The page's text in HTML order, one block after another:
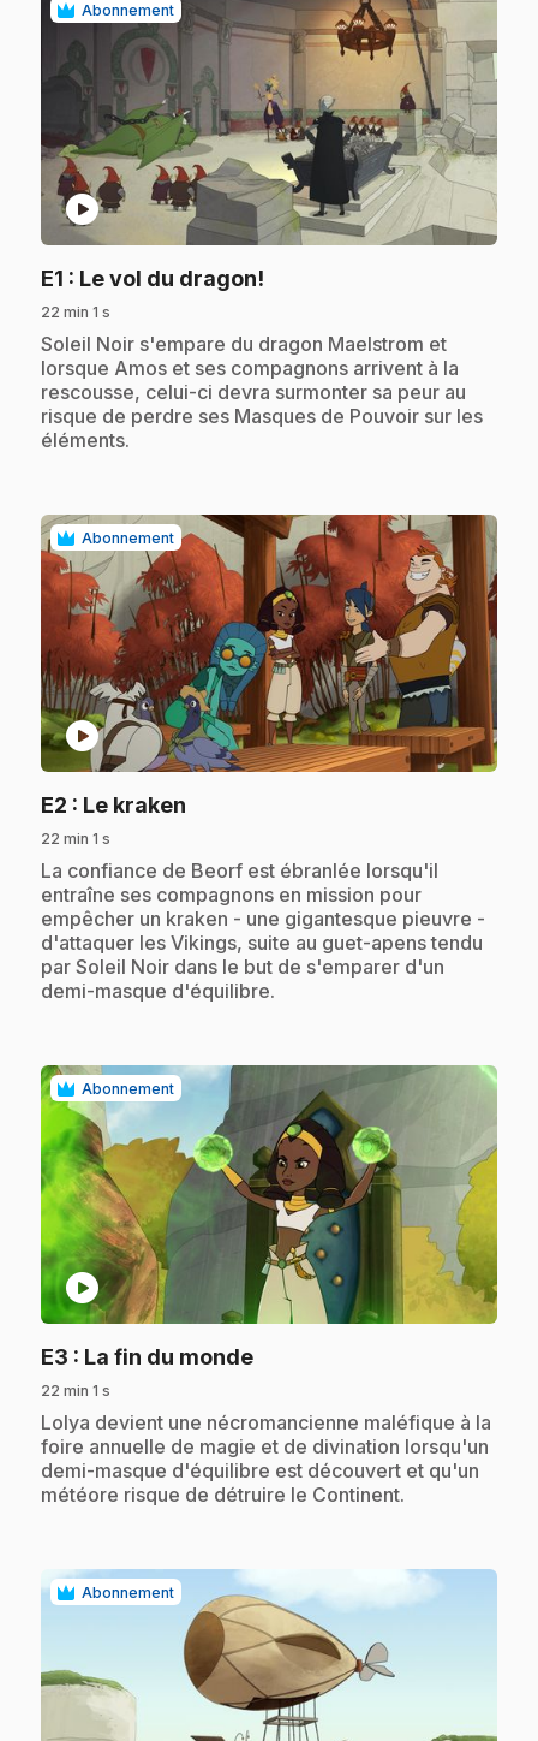
Abonnement
play_circle
E1 : Le vol du dragon!
22 min 1 s
.Soleil Noir s'empare du dragon Maelstrom et
lorsque Amos et ses compagnons arrivent à la
rescousse, celui-ci devra surmonter sa peur au
risque de perdre ses Masques de Pouvoir sur les
éléments.
Abonnement
play_circle
E2 : Le kraken
22 min 1 s
.La confiance de Beorf est ébranlée lorsqu'il
entraîne ses compagnons en mission pour
empêcher un kraken - une gigantesque pieuvre -
d'attaquer les Vikings, suite au guet-apens tendu
par Soleil Noir dans le but de s'emparer d'un
demi-masque d'équilibre.
Abonnement
play_circle
E3 : La fin du monde.
22 min 1 s
.Lolya devient une nécromancienne maléfique à la
foire annuelle de magie et de divination lorsqu'un
demi-masque d'équilibre est découvert et qu'un
météore risque de détruire le Continent.
Abonnement